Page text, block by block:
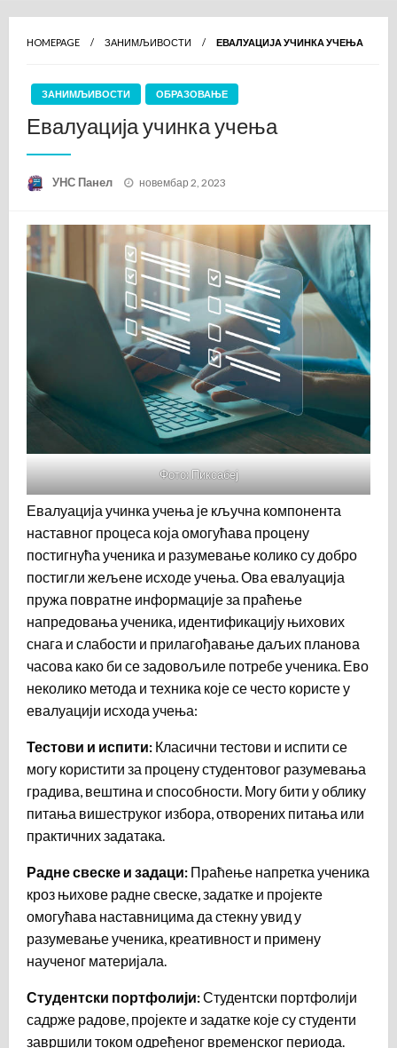
HOMEPAGE ЗАНИМЉИВОСТИ ЕВАЛУАЦИЈА УЧИНКА УЧЕЊА
ЗАНИМЉИВОСТИ ОБРАЗОВАЊЕ
Евалуација учинка учења
УНС Панел
Posted
новембар 2, 2023
Фото: Пиксабеј
Евалуација учинка учења је кључна компонента
наставног процеса која омогућава процену
постигнућа ученика и разумевање колико су добро
постигли жељене исходе учења. Ова евалуација
пружа повратне информације за праћење
напредовања ученика, идентификацију њихових
снага и слабости и прилагођавање даљих планова
часова како би се задовољиле потребе ученика. Ево
неколико метода и техника које се често користе у
евалуацији исхода учења:
Тестови и испити: Класични тестови и испити се
могу користити за процену студентовог разумевања
градива, вештина и способности. Могу бити у облику
питања вишеструког избора, отворених питања или
практичних задатака.
Радне свеске и задаци: Праћење напретка ученика
кроз њихове радне свеске, задатке и пројекте
омогућава наставницима да стекну увид у
разумевање ученика, креативност и примену
наученог материјала.
Студентски портфолији:Студентски портфолији
садрже радове, пројекте и задатке које су студенти
завршили током одређеног временског периода.